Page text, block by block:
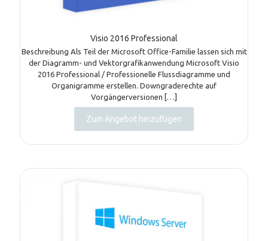
Visio 2016 Professional
Beschreibung Als Teil der Microsoft Office-Familie lassen sich mit
der Diagramm- und Vektorgrafikanwendung Microsoft Visio
2016 Professional / Professionelle Flussdiagramme und
Organigramme erstellen. Downgraderechte auf
Vorgängerversionen […]
Zum Angebot hinzufügen